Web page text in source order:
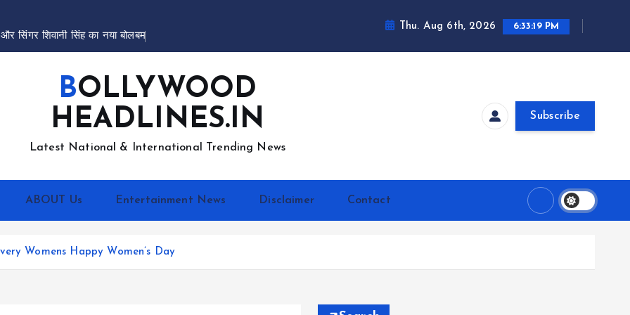
और सगर शवन सह क नय बलबम
Thu. Aug 6th, 2026 6:33:20 PM
BOLLYWOOD
HEADLINES.IN
Latest National & International Trending News
Subscribe
ABOUT Us Entertainment News Disclaimer Contact
Womens Happy Women’s Day